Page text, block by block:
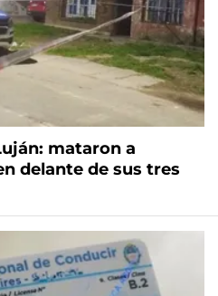
mataron a
delante de sus tres